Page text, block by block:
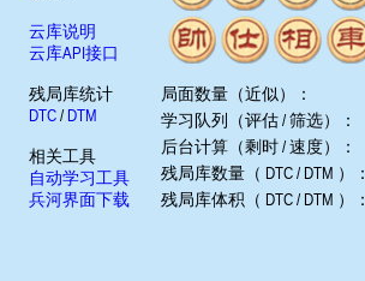
云库说明
云库API接口
残局库统计
DTC/ DTM
相关工具
自动学习工具
兵河界面下载
局面数量（近似）：
学习队列（评估 / 筛选）：
后台计算（剩时 / 速度）：
残局库数量（ DTC / DTM ）：
残局库体积（ DTC / DTM ）：